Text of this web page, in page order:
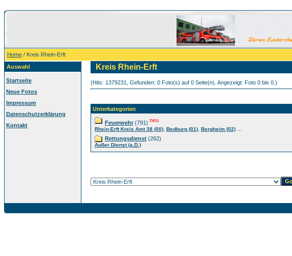
Home / Kreis Rhein-Erft
Auswahl
Startseite
Neue Fotos
Impressum
Datenschutzerklärung
Kontakt
Kreis Rhein-Erft
(Hits: 1379231, Gefunden: 0 Foto(s) auf 0 Seite(n). Angezeigt: Foto 0 bis 0.)
Unterkategorien
Feuerwehr(791) neu
Rhein-Erft Kreis Amt 38 (00) Bedburg (01) Bergheim (02)
Rettungsdienst (262)
Außer Dienst (a.D.)